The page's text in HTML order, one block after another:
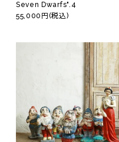
Seven Dwarfs".4
55,000円(税込)